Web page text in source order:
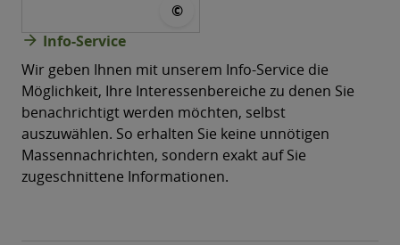
©
arrow_forward Info-Service
Wir geben Ihnen mit unserem Info-Service die
Möglichkeit, Ihre Interessenbereiche zu denen Sie
benachrichtigt werden möchten, selbst
auszuwählen. So erhalten Sie keine unnötigen
Massen­nachrichten, sondern exakt auf Sie
zugeschnittene Informationen.